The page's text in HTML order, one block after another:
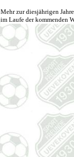
Mehr zur diesjährigen
im Laufe der kommenden